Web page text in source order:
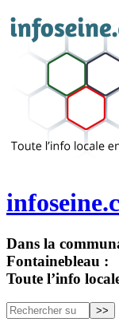
Dans la
Fontainebleau :
Toute l’info